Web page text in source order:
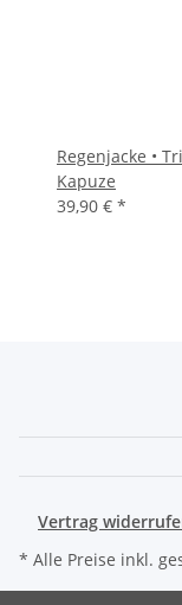
Regenjacke •
Kapuze
39,90 € *
Vertrag
* Alle Preise inkl.